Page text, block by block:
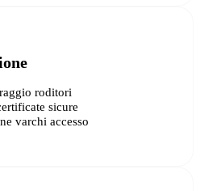
roditori
sicure
varchi accesso